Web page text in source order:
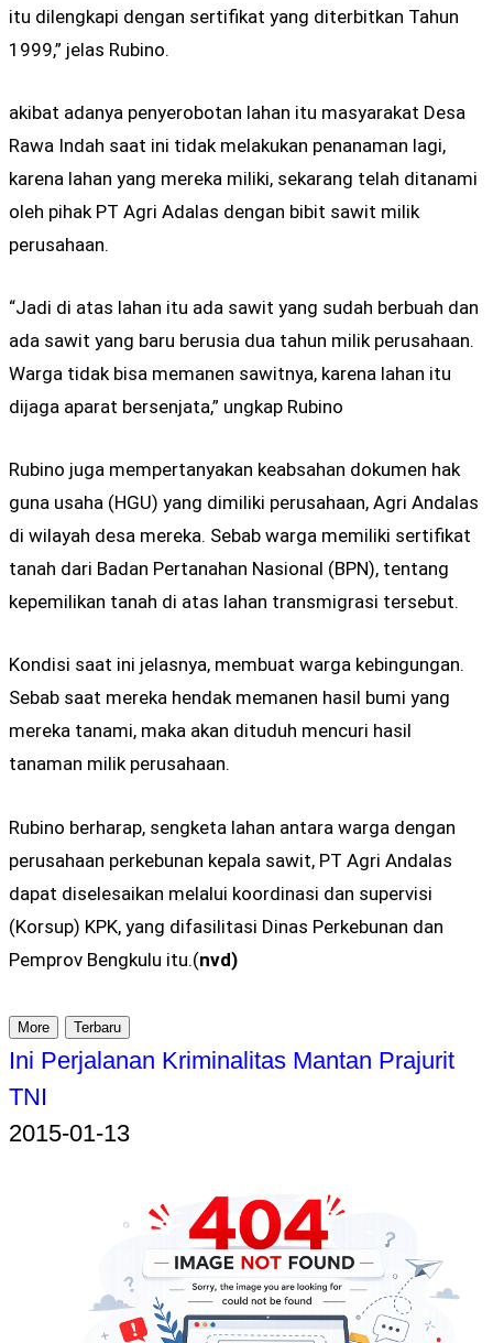
itu dilengkapi dengan sertifikat yang diterbitkan Tahun
1999,” jelas Rubino.
akibat adanya penyerobotan lahan itu masyarakat Desa
Rawa Indah saat ini tidak melakukan penanaman lagi,
karena lahan yang mereka miliki, sekarang telah ditanami
oleh pihak PT Agri Adalas dengan bibit sawit milik
perusahaan.
“Jadi di atas lahan itu ada sawit yang sudah berbuah dan
ada sawit yang baru berusia dua tahun milik perusahaan.
Warga tidak bisa memanen sawitnya, karena lahan itu
dijaga aparat bersenjata,” ungkap Rubino
Rubino juga mempertanyakan keabsahan dokumen hak
guna usaha (HGU) yang dimiliki perusahaan, Agri Andalas
di wilayah desa mereka. Sebab warga memiliki sertifikat
tanah dari Badan Pertanahan Nasional (BPN), tentang
kepemilikan tanah di atas lahan transmigrasi tersebut.
Kondisi saat ini jelasnya, membuat warga kebingungan.
Sebab saat mereka hendak memanen hasil bumi yang
mereka tanami, maka akan dituduh mencuri hasil
tanaman milik perusahaan.
Rubino berharap, sengketa lahan antara warga dengan
perusahaan perkebunan kepala sawit, PT Agri Andalas
dapat diselesaikan melalui koordinasi dan supervisi
(Korsup) KPK, yang difasilitasi Dinas Perkebunan dan
Pemprov Bengkulu itu.(nvd)
More Terbaru
Ini Perjalanan Kriminalitas Mantan Prajurit
TNI
2015-01-13